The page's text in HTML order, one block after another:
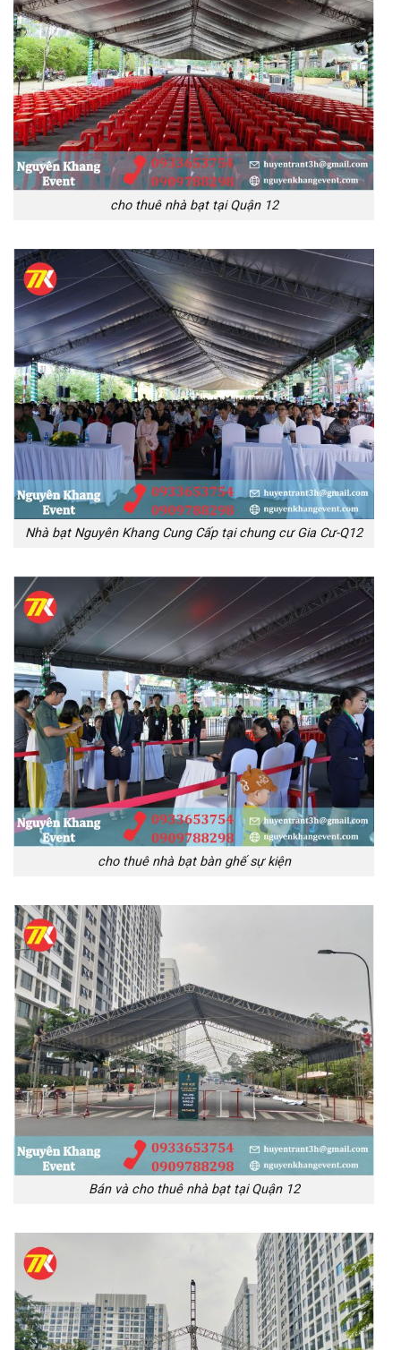
cho thuê nhà bạt tại Quận 12
Nhà bạt Nguyên Khang Cung Cấp tại chung cư Gia Cư-Q12
cho thuê nhà bạt bàn ghế sự kiện
Bán và cho thuê nhà bạt tại Quận 12